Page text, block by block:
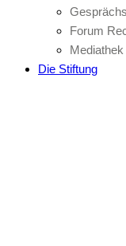
Forum
Mediathek
Die Stiftung